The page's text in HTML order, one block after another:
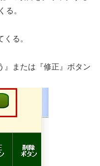
る。
る。
』または『修正』ボタン